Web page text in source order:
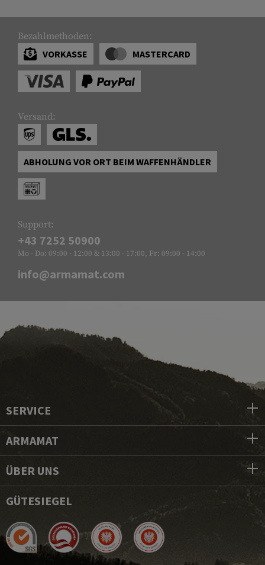
Bezahlmethoden:
VORKASSE
MASTERCARD
Versand:
ABHOLUNG VOR ORT BEIM WAFFENHÄNDLER
Support:
+43 7252 50900
Mo - Do: 09:00 - 12:00 & 13:00 - 17:00, Fr: 09:00 - 14:00
info@armamat.com
SERVICE
ARMAMAT
ÜBER UNS
GÜTESIEGEL